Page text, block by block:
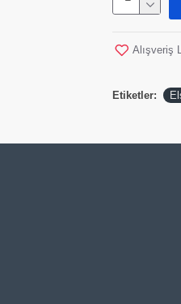
Alışveriş
Etiketler: